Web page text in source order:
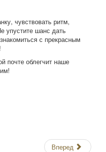
чувствовать ритм,
упустите шанс дать
с прекрасным
почте облегчит наше
Вперед